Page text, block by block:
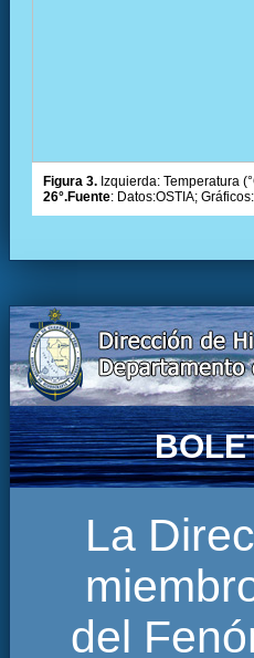
Figura 3. Izquierda: Temperatura
26°.Fuente: Datos:OSTIA;
La
del